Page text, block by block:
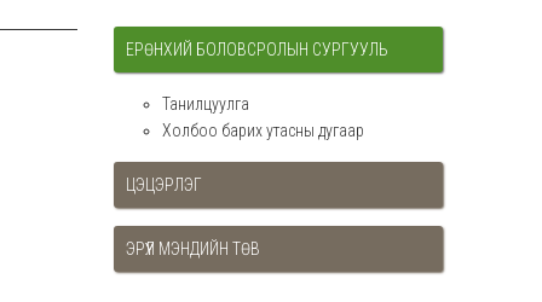
ЕРӨНХИЙ БОЛОВСРОЛЫН СУРГУУЛЬ
Танилцуулга
Холбоо барих утасны дугаар
ЦЭЦЭРЛЭГ
ЭРҮҮЛ МЭНДИЙН ТӨВ